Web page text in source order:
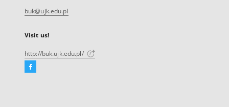
buk@ujk.edu.pl
Visit us!
http://buk.ujk.edu.pl/
Facebook